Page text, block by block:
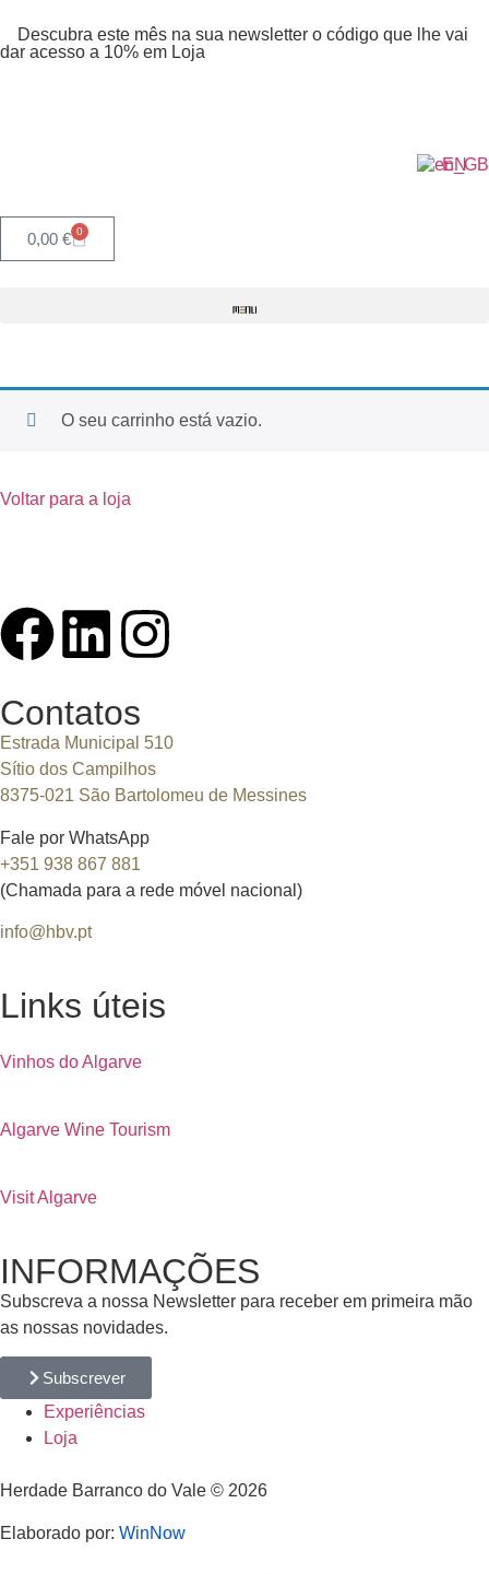
Descubra este mês na sua newsletter o código que lhe vai
dar acesso a 10% em Loja
EN
0,00 € 0
O seu carrinho está vazio.
Voltar para a loja
Contatos
Estrada Municipal 510
Sítio dos Campilhos
8375-021 São Bartolomeu de Messines
Fale por WhatsApp
+351 938 867 881
(Chamada para a rede móvel nacional)
info@hbv.pt
Links úteis
Vinhos do Algarve
Algarve Wine Tourism
Visit Algarve
INFORMAÇÕES
Subscreva a nossa Newsletter para receber em primeira mão
as nossas novidades.
Subscrever
Experiências
Loja
Herdade Barranco do Vale © 2026
Elaborado por: WinNow